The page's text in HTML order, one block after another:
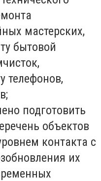
мастерских,
бытовой
телефонов,
подготовить
объектов
контакта с
их